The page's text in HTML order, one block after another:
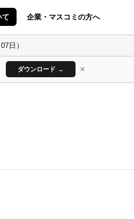
て 企業・マスコミの方へ
日）
ダウンロード → ×